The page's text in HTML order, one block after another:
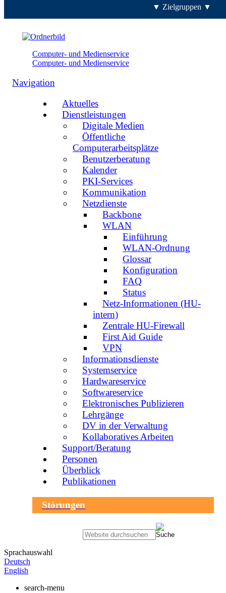
▼ Zielgruppen ▼
Computer- und Medienservice
Computer- und Medienservice
Navigation
Aktuelles
Dienstleistungen
Digitale Medien
Öffentliche
Computerarbeitsplätze
Benutzerberatung
Kalender
PKI-Services
Kommunikation
Netzdienste
Backbone
WLAN
Einführung
WLAN-Ordnung
Glossar
Konfiguration
FAQ
Status
Netz-Informationen (HU-
intern)
Zentrale HU-Firewall
First Aid Guide
VPN
Informationsdienste
Systemservice
Hardwareservice
Softwareservice
Elektronisches Publizieren
Lehrgänge
DV in der Verwaltung
Kollaboratives Arbeiten
Support/Beratung
Personen
Überblick
Publikationen
Störungen
Sprachauswahl
Deutsch
English
search-menu